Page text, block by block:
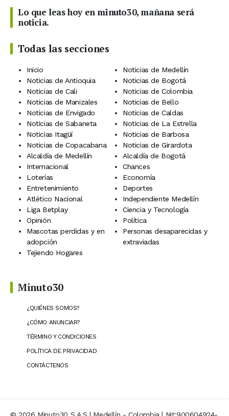
Lo que leas hoy en minuto30, mañana será
noticia.
Todas las secciones
Inicio
Noticias de Medellín
Noticias de Antioquia
Noticias de Bogotá
Noticias de Cali
Noticias de Colombia
Noticias de Manizales
Noticias de Bello
Noticias de Envigado
Noticias de Caldas
Noticias de Sabaneta
Noticias de La Estrella
Noticias Itagüí
Noticias de Barbosa
Noticias de Copacabana
Noticias de Girardota
Alcaldía de Medellín
Alcaldía de Bogotá
Internacional
Chances
Loterías
Economía
Entretenimiento
Deportes
Atlético Nacional
Independiente Medellín
Liga Betplay
Ciencia y Tecnología
Opinión
Política
Mascotas perdidas y en
adopción
Personas desaparecidas y
extraviadas
Tejiendo Hogares
Minuto30
¿QUIÉNES SOMOS?
¿CÓMO ANUNCIAR?
TÉRMINO Y CONDICIONES
POLÍTICA DE PRIVACIDAD
CONTÁCTENOS